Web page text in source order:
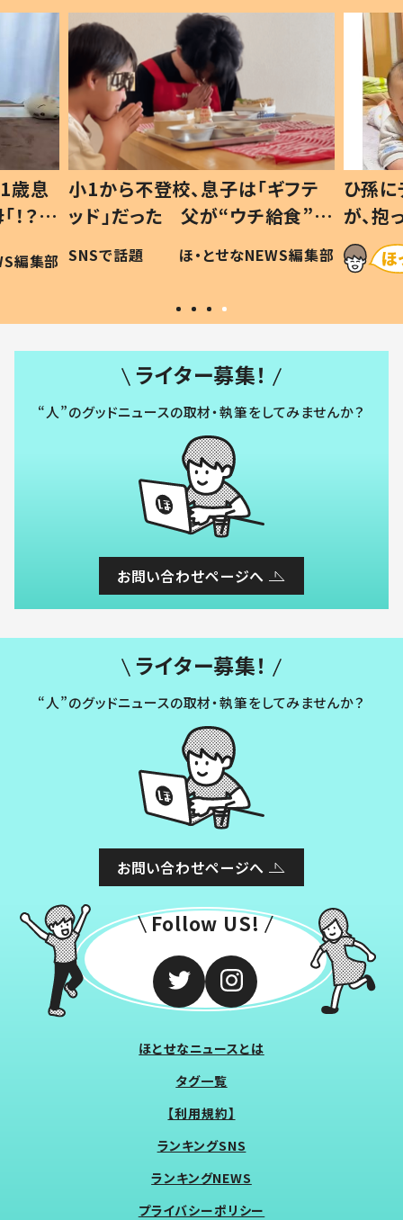
歳息
？」
編集部
小1から不登校、息子は「ギフテ
ッド」だった 父が“ウチ給食”を
作り続ける理由とは #令和の親
#令和の子
SNSで話題 ほ・とせなNEWS編集部
ひ孫
が、
「涙が
い」
ライター募集！
“人”のグッドニュースの取材・執筆をしてみませんか？
お問い合わせページへ
ライター募集！
“人”のグッドニュースの取材・執筆をしてみませんか？
お問い合わせページへ
Follow US!
ほとせなニュースとは
タグ一覧
【利用規約】
ランキングSNS
ランキングNEWS
プライバシーポリシー